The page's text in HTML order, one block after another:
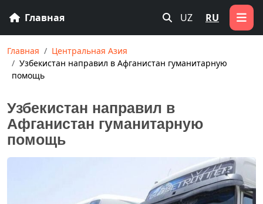
Главная UZ RU
Главная
Центральная Азия
Узбекистан направил в Афганистан гуманитарную
помощь
Узбекистан направил в
Афганистан гуманитарную
помощь